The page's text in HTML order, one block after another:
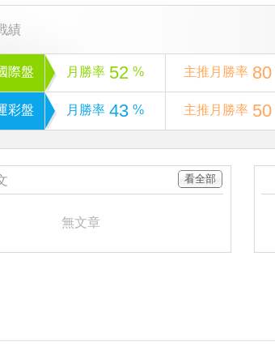
績
際盤 月勝率 52 % 主推月勝率 80
彩盤 月勝率 43 % 主推月勝率 50
看全部
無文章